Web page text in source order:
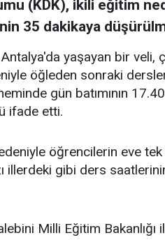
(KDK), ikili eğitim
35 dakikaya
yaşayan bir
öğleden sonraki
gün batımının
ifade etti.
öğrencilerin eve
illerdeki gibi ders
Milli Eğitim Bakanlığı